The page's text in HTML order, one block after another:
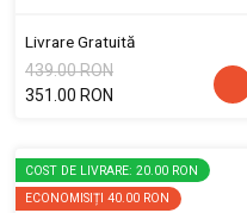
Livrare Gratuită
439.00 RON
351.00 RON
COST DE LIVRARE: 20.00 RON
ECONOMISIȚI 40.00 RON